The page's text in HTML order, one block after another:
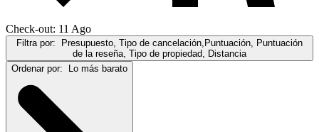
Check-out: 11 Ago
Filtra por:
Presupuesto, Tipo de cancelación,Puntuación, Puntuación
de la reseña, Tipo de propiedad, Distancia
Ordenar por:
Lo más barato